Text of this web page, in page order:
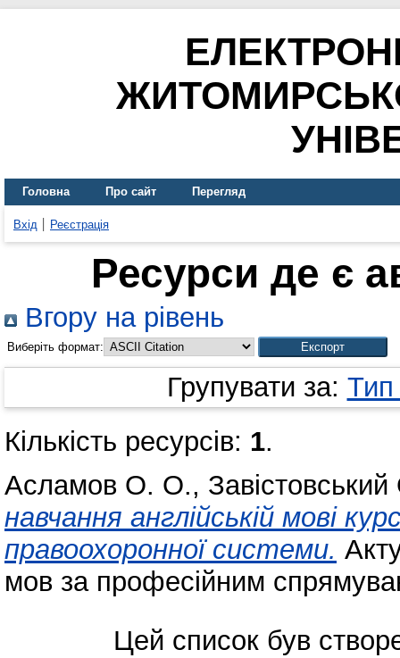
Головна Про сайт Перегляд
Вхід Реєстрація
Ресурси де є
Вгору на рівень
Виберіть формат:
Групувати за: Тип
Кількість ресурсів: 1.
Асламов О. О.,
навчання англійській мові
правоохоронної системи.
мов за професійним
Цей список був